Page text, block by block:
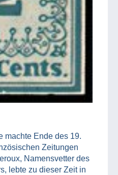
machte Ende des 19.
Zeitungen
Namensvetter des
lebte zu dieser Zeit in